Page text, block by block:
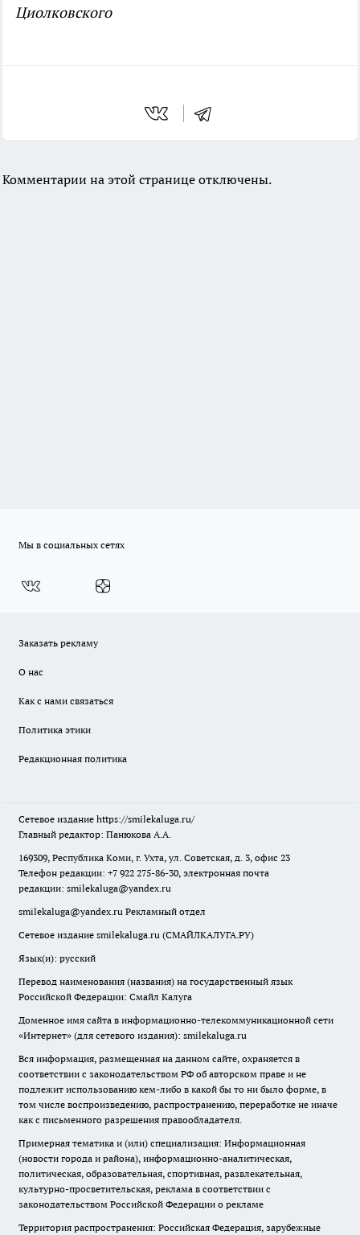
Циолковского
Комментарии на этой странице отключены.
Мы в социальных сетях
Заказать рекламу
О нас
Как с нами связаться
Политика этики
Редакционная политика
Сетевое издание https://smilekaluga.ru/
Главный редактор: Панюкова А.А.
169309, Республика Коми, г. Ухта, ул. Советская, д. 3, офис 23
Телефон редакции: +7 922 275-86-30, электронная почта
редакции: smilekaluga@yandex.ru
smilekaluga@yandex.ru Рекламный отдел
Сетевое издание smilekaluga.ru (СМАЙЛКАЛУГА.РУ)
Язык(и): русский
Перевод наименования (названия) на государственный язык
Российской Федерации: Смайл Калуга
Доменное имя сайта в информационно-телекоммуникационной сети
«Интернет» (для сетевого издания): smilekaluga.ru
Вся информация, размещенная на данном сайте, охраняется в
соответствии с законодательством РФ об авторском праве и не
подлежит использованию кем-либо в какой бы то ни было форме, в
том числе воспроизведению, распространению, переработке не иначе
как с письменного разрешения правообладателя.
Примерная тематика и (или) специализация: Информационная
(новости города и района), информационно-аналитическая,
политическая, образовательная, спортивная, развлекательная,
культурно-просветительская, реклама в соответствии с
законодательством Российской Федерации о рекламе
Территория распространения: Российская Федерация, зарубежные